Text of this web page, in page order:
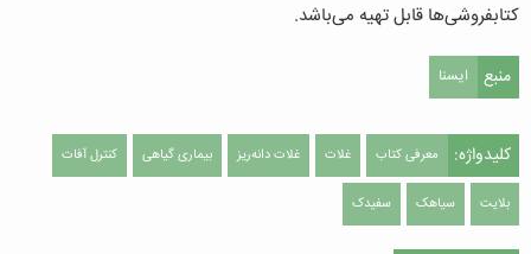
کتابفروشی‌ها قابل تهیه می‌باشد.
منبع ایسنا
کلیدواژه: معرفی کتاب غلات غلات دانه‌ریز بیماری گیاهی کنترل آفات
بلایت سیاهک سفیدک